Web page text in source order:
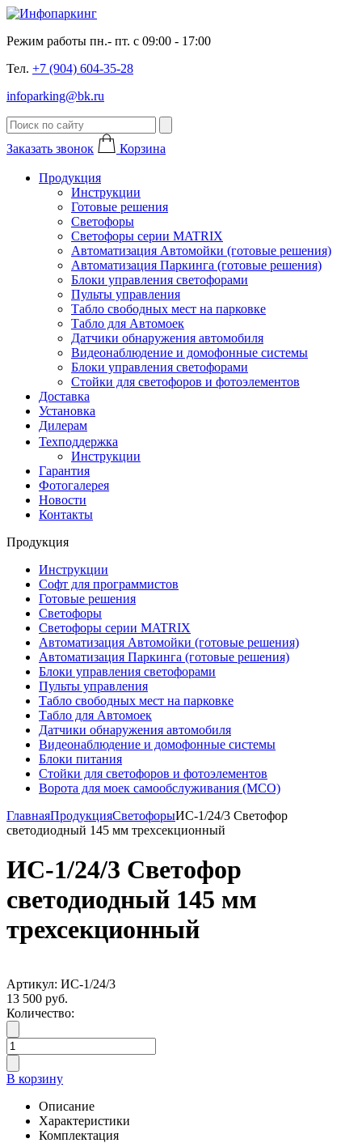
Режим работы пн.- пт. с 09:00 - 17:00
Тел. +7 (904) 604-35-28
infoparking@bk.ru
Заказать звонок Корзина
Продукция
Инструкции
Готовые решения
Светофоры
Светофоры серии MATRIX
Автоматизация Автомойки (готовые решения)
Автоматизация Паркинга (готовые решения)
Блоки управления светофорами
Пульты управления
Табло свободных мест на парковке
Табло для Автомоек
Датчики обнаружения автомобиля
Видеонаблюдение и домофонные системы
Блоки управления светофорами
Стойки для светофоров и фотоэлементов
Доставка
Установка
Дилерам
Техподдержка
Инструкции
Гарантия
Фотогалерея
Новости
Контакты
Продукция
Инструкции
Софт для программистов
Готовые решения
Светофоры
Светофоры серии MATRIX
Автоматизация Автомойки (готовые решения)
Автоматизация Паркинга (готовые решения)
Блоки управления светофорами
Пульты управления
Табло свободных мест на парковке
Табло для Автомоек
Датчики обнаружения автомобиля
Видеонаблюдение и домофонные системы
Блоки питания
Стойки для светофоров и фотоэлементов
Ворота для моек самообслуживания (МСО)
ГлавнаяПродукцияСветофорыИС-1/24/3 Светофор
светодиодный 145 мм трехсекционный
ИС-1/24/3 Светофор
светодиодный 145 мм
трехсекционный
Артикул: ИС-1/24/3
13 500 руб.
Количество:
В корзину
Описание
Характеристики
Комплектация